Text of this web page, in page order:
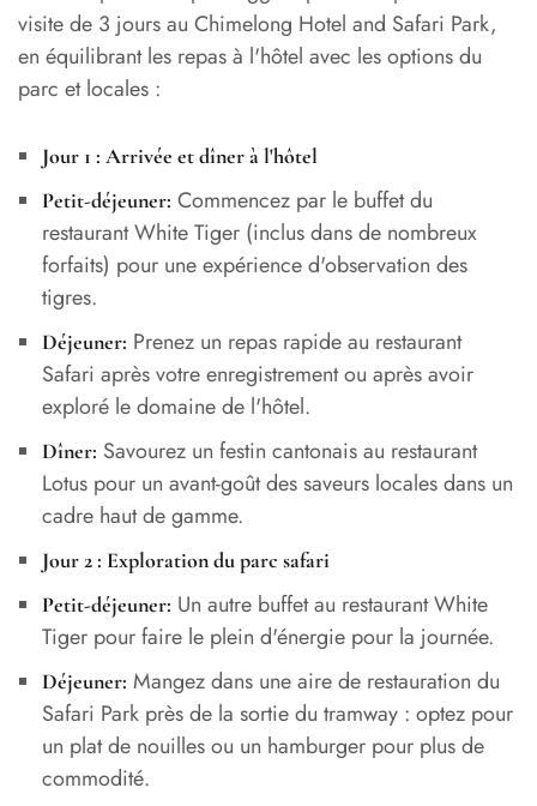
visite de 3 jours au Chimelong Hotel and Safari Park,
en équilibrant les repas à l'hôtel avec les options du
parc et locales :
Jour 1 : Arrivée et dîner à l'hôtel
Petit-déjeuner: Commencez par le buffet du
restaurant White Tiger (inclus dans de nombreux
forfaits) pour une expérience d'observation des
tigres.
Déjeuner: Prenez un repas rapide au restaurant
Safari après votre enregistrement ou après avoir
exploré le domaine de l'hôtel.
Dîner: Savourez un festin cantonais au restaurant
Lotus pour un avant-goût des saveurs locales dans un
cadre haut de gamme.
Jour 2 : Exploration du parc safari
Petit-déjeuner: Un autre buffet au restaurant White
Tiger pour faire le plein d'énergie pour la journée.
Déjeuner: Mangez dans une aire de restauration du
Safari Park près de la sortie du tramway : optez pour
un plat de nouilles ou un hamburger pour plus de
commodité.